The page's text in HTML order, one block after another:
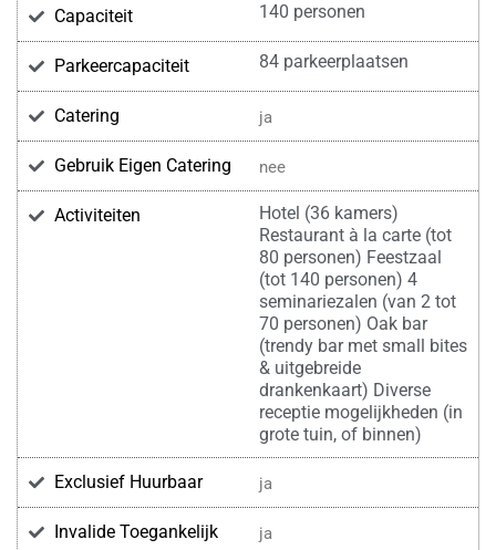
Capaciteit 140 personen
Parkeercapaciteit 84 parkeerplaatsen
Catering ja
Gebruik Eigen Catering nee
Activiteiten
Hotel (36 kamers)
Restaurant à la carte (tot
80 personen) Feestzaal
(tot 140 personen) 4
seminariezalen (van 2 tot
70 personen) Oak bar
(trendy bar met small bites
& uitgebreide
drankenkaart) Diverse
receptie mogelijkheden (in
grote tuin, of binnen)
Exclusief Huurbaar ja
Invalide Toegankelijk ja